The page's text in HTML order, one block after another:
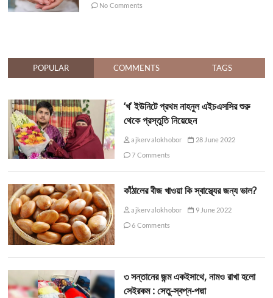
No Comments
POPULAR COMMENTS TAGS
‘খ’ ইউনিটে প্রথম নাহনুল এইচএসসির শুরু
থেকে প্রস্তুতি নিয়েছেন
ajkervalokhobor
28 June 2022
7 Comments
কাঁঠালের বীজ খাওয়া কি স্বাস্থ্যের জন্য ভাল?
ajkervalokhobor
9 June 2022
6 Comments
৩ সন্তানের জন্ম একইসাথে, নামও রাখা হলো
সেইরকম : সেতু-স্বপ্ন-পদ্মা